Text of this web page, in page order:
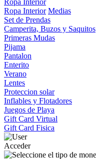
Ropa Interior
Ropa Interior Medias
Set de Prendas
Camperita, Buzos y Saquitos
Primeras Mudas
Pijama
Pantalon
Enterito
Verano
Lentes
Proteccion solar
Inflables y Flotadores
Juegos de Playa
Gift Card Virtual
Gift Card Fisica
Acceder